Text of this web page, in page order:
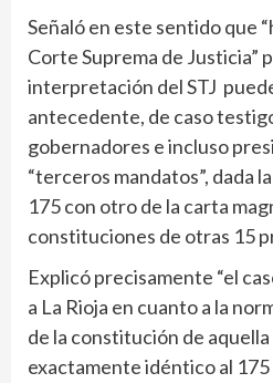
Señaló en este sentido que
Corte Suprema de Justicia”
interpretación del STJ
antecedente, de caso
gobernadores e incluso
“terceros mandatos”, dada
175 con otro de la carta
constituciones de otras 15
Explicó precisamente “el
a La Rioja en cuanto a la
de la constitución de
exactamente idéntico al